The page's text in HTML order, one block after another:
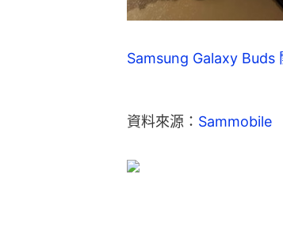
Samsung Galaxy Buds
資料來源： Sammobile